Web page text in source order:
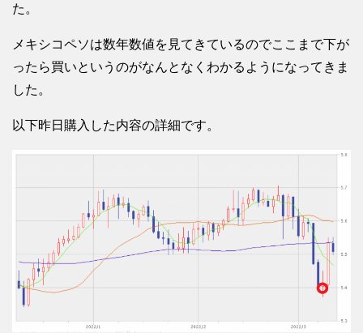
た。
メキシコペソは数年数値を見てきているのでここまで下が
ったら買いというのがなんとなくわかるようになってきま
した。
以下昨日購入した内容の詳細です。